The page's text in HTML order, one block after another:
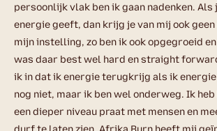
persoonlijk vlak ben ik gaan nadenken. Als
energie geeft, dan krijg je van mij ook
mijn instelling, zo ben ik ook opgegroeid
was daar best wel hard en straight
ik in dat ik energie terugkrijg als ik energie
nog niet, maar ik ben wel onderweg. Ik
een dieper niveau praat met mensen en